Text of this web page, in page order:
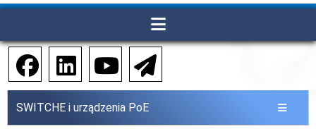
SWITCHE i urządzenia PoE